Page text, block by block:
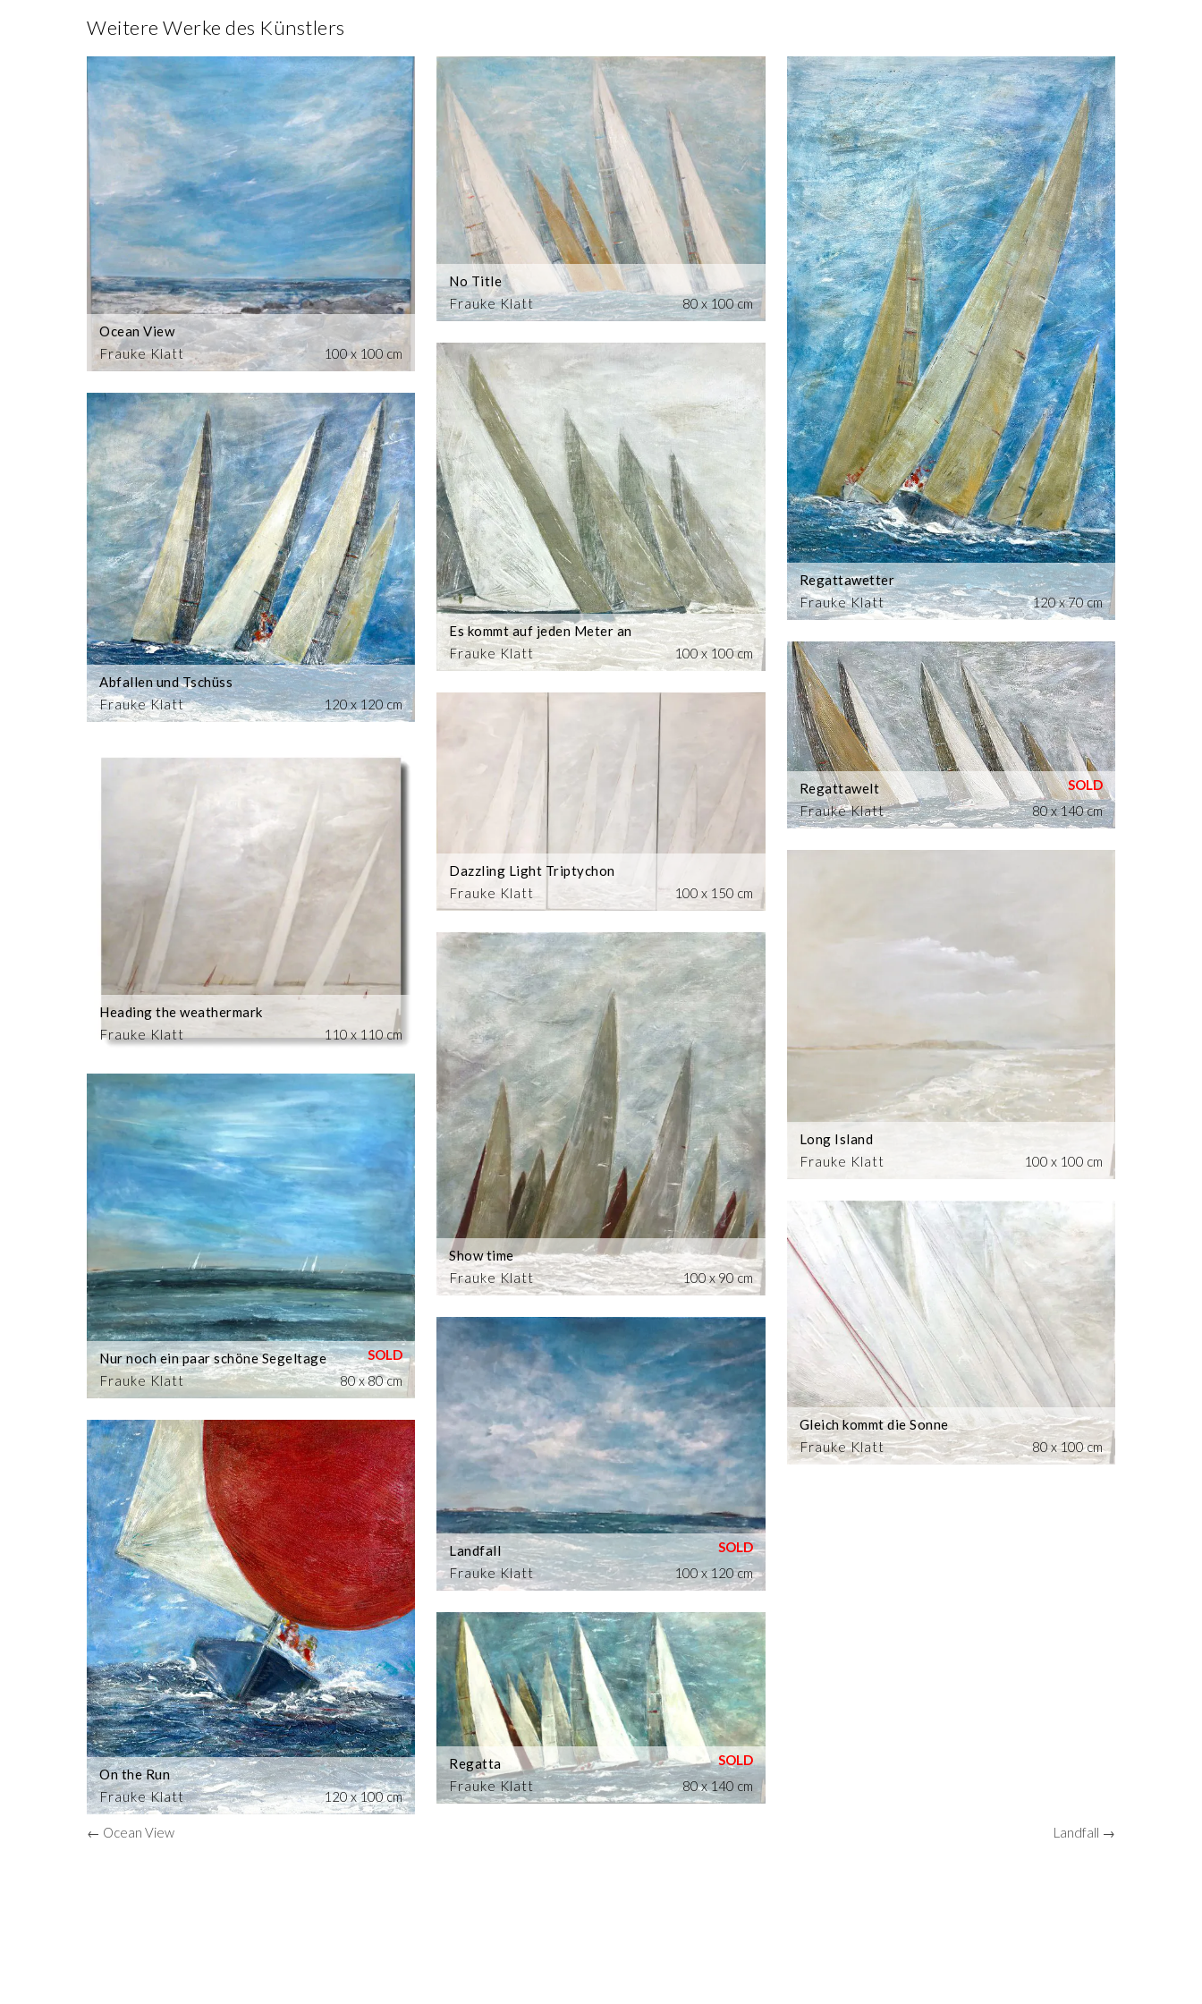
Weitere Werke des Künstlers
Frauke Klatt
Ocean View
100 x 100 cm
Frauke Klatt
Abfallen und Tschüss
120 x 120 cm
Frauke Klatt
Heading the weathermark
110 x 110 cm
Frauke Klatt
Nur noch ein paar schöne Segeltage
80 x 80 cm
Frauke Klatt
On the Run
120 x 100 cm
Frauke Klatt
No Title
80 x 100 cm
Frauke Klatt
Es kommt auf jeden Meter an
100 x 100 cm
Frauke Klatt
Dazzling Light Triptychon
100 x 150 cm
Frauke Klatt
Show time
100 x 90 cm
Frauke Klatt
Landfall
100 x 120 cm
Frauke Klatt
Regatta
80 x 140 cm
Frauke Klatt
Regattawetter
120 x 70 cm
Frauke Klatt
Regattawelt
80 x 140 cm
Frauke Klatt
Long Island
100 x 100 cm
Frauke Klatt
Gleich kommt die Sonne
80 x 100 cm
← Ocean View Landfall →